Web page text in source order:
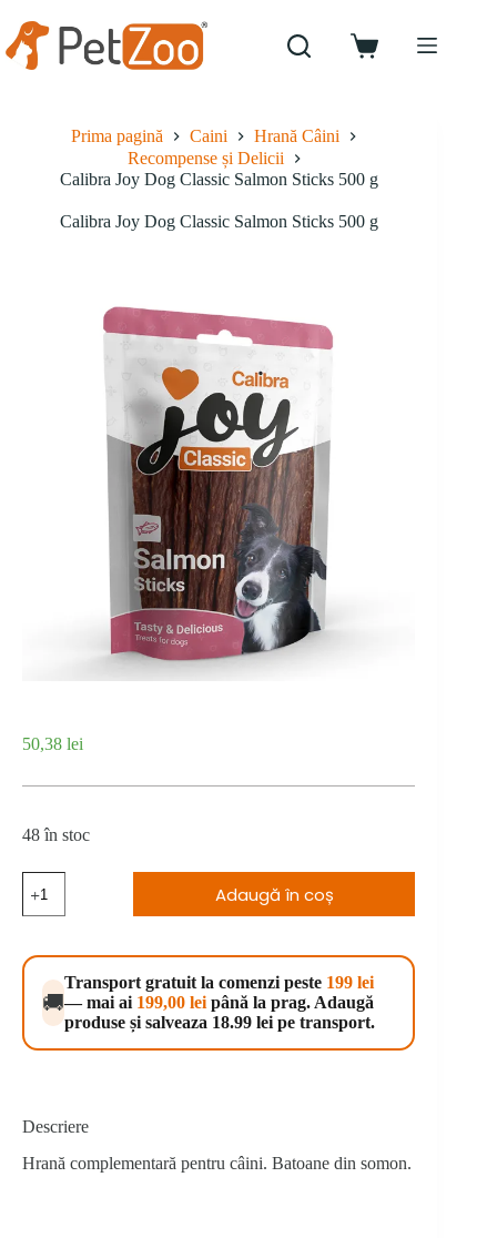
conținut
Coș
Prima pagină Caini
Hrană Câini
Recompense și Delicii
Calibra Joy Dog Classic Salmon Sticks 500 g
Calibra Joy Dog Classic Salmon Sticks 500 g
50,38 lei
48 în stoc
Calibra
Joy
Classic
Salmon
Sticks
500
Adaugă în coș
🚚
Transport gratuit la comenzi peste 199 lei
— mai ai 199,00 lei până la prag. Adaugă
produse și salveaza 18.99 lei pe transport.
Descriere
Hrană complementară pentru câini. Batoane din somon.